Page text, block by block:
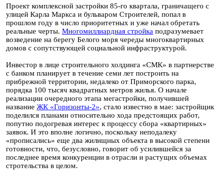
Проект комплексной застройки 85-го квартала, граничащего с
улицей Карла Маркса и бульваром Строителей, попал в
прошлом году в число приоритетных и уже начал обретать
реальные черты. Многомиллиардная стройка подразумевает
возведение на берегу Белого моря череды многоквартирных
домов с сопутствующей социальной инфраструктурой.
Инвестор в лице строительного холдинга «СМК» в партнерстве
с банком планирует в течение семи лет построить на
прибрежной территории, недалеко от Приморского парка,
порядка 100 тысяч квадратных метров жилья. О начале
реализации очередного этапа мегастройки, получившей
название ЖК «Горизонты-2», стало известно в мае: застройщик
поделился планами относительно хода предстоящих работ,
попутно подогревая интерес к процессу сбора «квартирных»
заявок. И это вполне логично, поскольку неподалеку
«прописались» еще два жилищных объекта в высокой степени
готовности, что, безусловно, говорит об усилившейся за
последнее время конкуренции в отрасли и растущих объемах
стротельства в целом.